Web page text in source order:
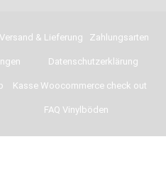
Versand & Lieferung Zahlungsarten
Datenschutzerklärung
Kasse Woocommerce check out
FAQ Vinylböden